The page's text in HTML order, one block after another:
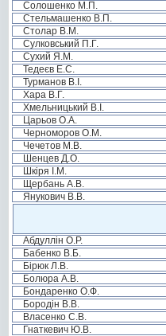
Солошенко М.П.
Стельмашенко В.П.
Столар В.М.
Сулковський П.Г.
Сухий Я.М.
Тедеєв Е.С.
Турманов В.І.
Хара В.Г.
Хмельницький В.І.
Царьов О.А.
Черноморов О.М.
Чечетов М.В.
Шенцев Д.О.
Шкіря І.М.
Щербань А.В.
Янукович В.В.
Абдуллін О.Р.
Бабенко В.Б.
Бірюк Л.В.
Болюра А.В.
Бондаренко О.Ф.
Бородін В.В.
Власенко С.В.
Гнаткевич Ю.В.